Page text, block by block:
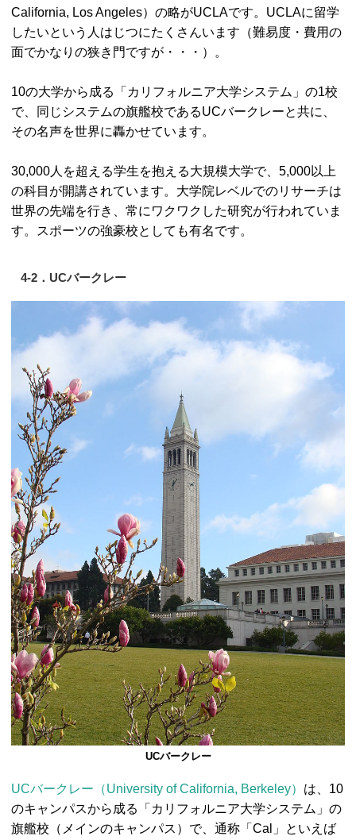
California, Los Angeles）の略がUCLAです。UCLAに留学
したいという人はじつにたくさんいます（難易度・費用の
面でかなりの狭き門ですが・・・）。
10の大学から成る「カリフォルニア大学システム」の1校
で、同じシステムの旗艦校であるUCバークレーと共に、
その名声を世界に轟かせています。
30,000人を超える学生を抱える大規模大学で、5,000以上
の科目が開講されています。大学院レベルでのリサーチは
世界の先端を行き、常にワクワクした研究が行われていま
す。スポーツの強豪校としても有名です。
4-2．UCバークレー
UCバークレー
UCバークレー（University of California, Berkeley） は、10
のキャンパスから成る「カリフォルニア大学システム」の
旗艦校（メインのキャンパス）で、通称「Cal」といえば